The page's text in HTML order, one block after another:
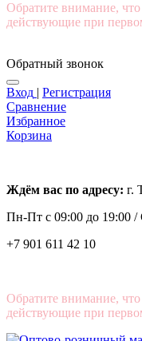
Обратите внимание,
действующие при
Обратный звонок
Вход | Регистрация
Сравнение
Избранное
Корзина
Ждём вас по адресу: г.
Пн-Пт с 09:00 до 19:00 /
+7 901 611 42 10
Обратите внимание,
действующие при